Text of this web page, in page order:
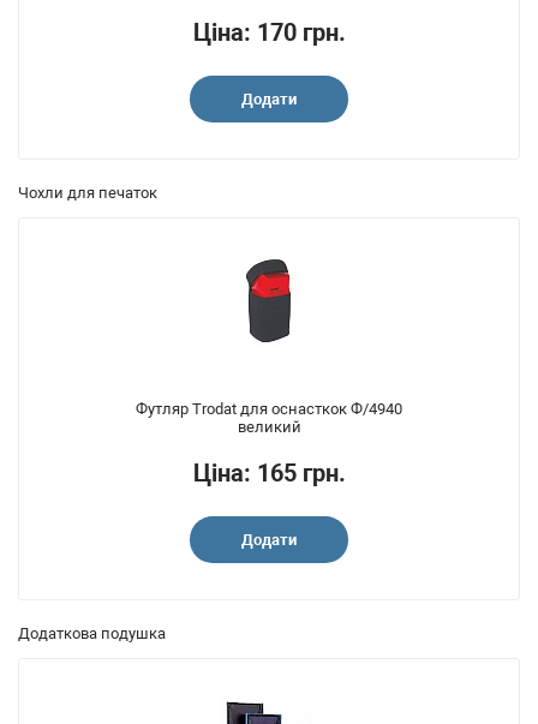
Ціна: 170 грн.
Додати
Чохли для печаток
Футляр Trodat для оснасткок Ф/4940
великий
Ціна: 165 грн.
Додати
Додаткова подушка